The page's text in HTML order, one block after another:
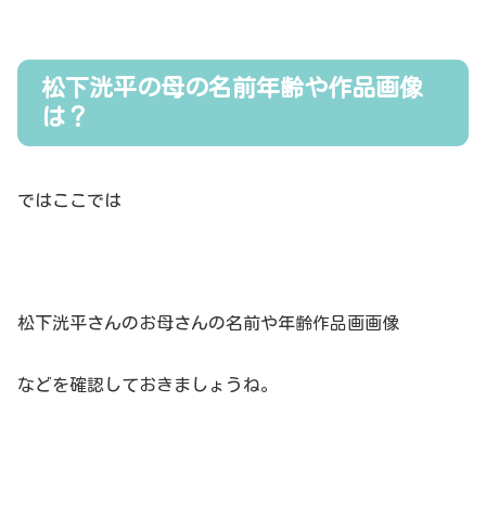
松下洸平の母の名前年齢や作品画像
は？
ではここでは
松下洸平さんのお母さんの名前や年齢作品画画像
などを確認しておきましょうね。